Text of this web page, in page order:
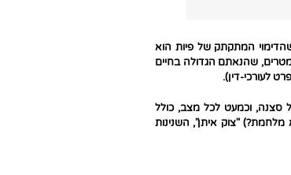
המתקתק של פיות הוא
שהנאתם הגדולה בחיים
לעורכי-דין).
סצנה, וכמעט לכל מצב, כולל
מלחמת?) "צוק איתן", השנינות